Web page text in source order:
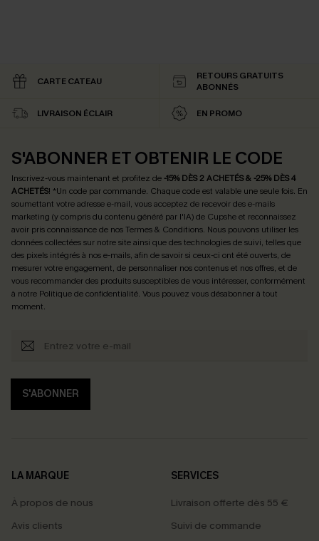
CARTE CATEAU
RETOURS GRATUITS
ABONNÉS
LIVRAISON ÉCLAIR EN PROMO
S'ABONNER ET OBTENIR LE CODE
Inscrivez-vous maintenant et profitez de -15% DÈS 2 ACHETÉS & -25% DÈS 4
ACHETÉS! *Un code par commande. Chaque code est valable une seule fois. En
soumettant votre adresse e-mail, vous acceptez de recevoir des e-mails
marketing (y compris du contenu généré par l'IA) de Cupshe et reconnaissez
avoir pris connaissance de nosTermes & Conditions. Nous pouvons utiliser les
données collectées sur notre site ainsi que des technologies de suivi, telles que
des pixels intégrés à nos e-mails, afin de savoir si ceux-ci ont été ouverts, de
mesurer votre engagement, de personnaliser nos contenus et nos offres, et de
vous recommander des produits susceptibles de vous intéresser, conformément
à notre Politique de confidentialité. Vous pouvez vous désabonner à tout
moment.
S'ABONNER
LA MARQUE
À propos de nous
Avis clients
SERVICES
Livraison offerte dès 55 €
Suivi de commande